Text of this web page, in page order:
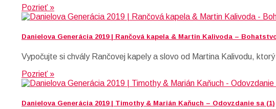
Pozrieť »
Danielova Generácia 2019 | Rančová kapela & Martin Kalivoda –
Vypočujte si chvály Rančovej kapely a slovo od Martina Kalivodu,
Pozrieť »
Danielova Generácia 2019 | Timothy & Marián Kaňuch – Odovzdanie sa (1)